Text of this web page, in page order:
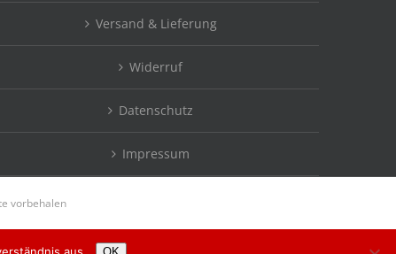
Versand & Lieferung
Widerruf
Datenschutz
Impressum
vorbehalen